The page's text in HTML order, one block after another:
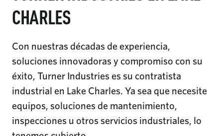
CHARLES
Con nuestras décadas de experiencia,
soluciones innovadoras y compromiso con su
éxito, Turner Industries es su contratista
industrial en Lake Charles. Ya sea que necesite
equipos, soluciones de mantenimiento,
inspecciones u otros servicios industriales, lo